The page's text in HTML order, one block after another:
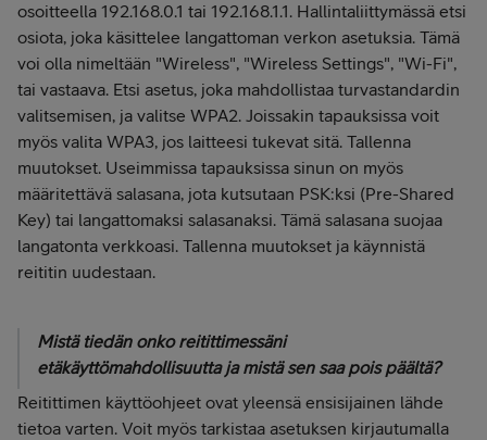
osoitteella 192.168.0.1 tai 192.168.1.1. Hallintaliittymässä etsi
osiota, joka käsittelee langattoman verkon asetuksia. Tämä
voi olla nimeltään "Wireless", "Wireless Settings", "Wi-Fi",
tai vastaava. Etsi asetus, joka mahdollistaa turvastandardin
valitsemisen, ja valitse WPA2. Joissakin tapauksissa voit
myös valita WPA3, jos laitteesi tukevat sitä. Tallenna
muutokset. Useimmissa tapauksissa sinun on myös
määritettävä salasana, jota kutsutaan PSK:ksi (Pre-Shared
Key) tai langattomaksi salasanaksi. Tämä salasana suojaa
langatonta verkkoasi. Tallenna muutokset ja käynnistä
reititin uudestaan.
Mistä tiedän onko reitittimessäni
etäkäyttömahdollisuutta ja mistä sen saa pois päältä?
Reitittimen käyttöohjeet ovat yleensä ensisijainen lähde
tietoa varten. Voit myös tarkistaa asetuksen kirjautumalla